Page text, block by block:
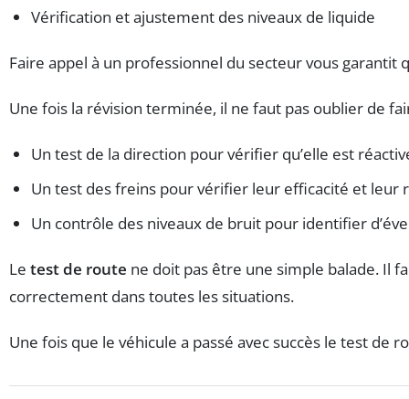
Vérification et ajustement des niveaux de liquide
Faire appel à un professionnel du secteur vous
Une fois la révision terminée, il ne faut pas oublier de
Un test de la direction pour vérifier qu’elle est
Un test des freins pour vérifier leur efficacité et leur
Un contrôle des niveaux de bruit pour identifier
Le test de route ne doit pas être une simple balade. Il
correctement dans toutes les situations.
Une fois que le véhicule a passé avec succès le test de